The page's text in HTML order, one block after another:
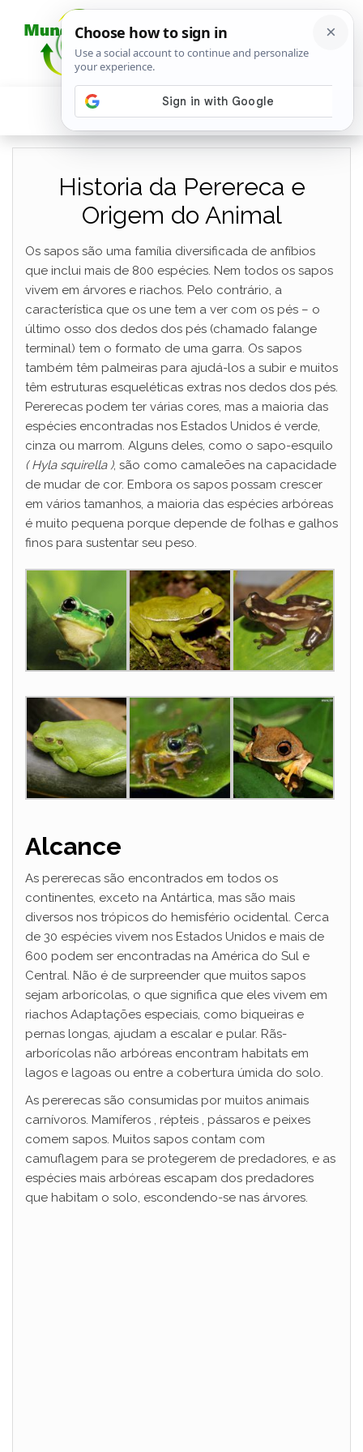
Historia da Perereca e
Origem do Animal
Os sapos são uma família diversificada de anfíbios
que inclui mais de 800 espécies. Nem todos os sapos
vivem em árvores e riachos. Pelo contrário, a
característica que os une tem a ver com os pés – o
último osso dos dedos dos pés (chamado falange
terminal) tem o formato de uma garra. Os sapos
também têm palmeiras para ajudá-los a subir e muitos
têm estruturas esqueléticas extras nos dedos dos pés.
Pererecas podem ter várias cores, mas a maioria das
espécies encontradas nos Estados Unidos é verde,
cinza ou marrom. Alguns deles, como o sapo-esquilo
( Hyla squirella ), são como camaleões na capacidade
de mudar de cor. Embora os sapos possam crescer
em vários tamanhos, a maioria das espécies arbóreas
é muito pequena porque depende de folhas e galhos
finos para sustentar seu peso.
Alcance
As pererecas são encontrados em todos os
continentes, exceto na Antártica, mas são mais
diversos nos trópicos do hemisfério ocidental. Cerca
de 30 espécies vivem nos Estados Unidos e mais de
600 podem ser encontradas na América do Sul e
Central. Não é de surpreender que muitos sapos
sejam arborícolas, o que significa que eles vivem em
riachos Adaptações especiais, como biqueiras e
pernas longas, ajudam a escalar e pular. Rãs-
arborícolas não arbóreas encontram habitats em
lagos e lagoas ou entre a cobertura úmida do solo.
As pererecas são consumidas por muitos animais
carnívoros. Mamíferos , répteis , pássaros e peixes
comem sapos. Muitos sapos contam com
camuflagem para se protegerem de predadores, e as
espécies mais arbóreas escapam dos predadores
que habitam o solo, escondendo-se nas árvores.